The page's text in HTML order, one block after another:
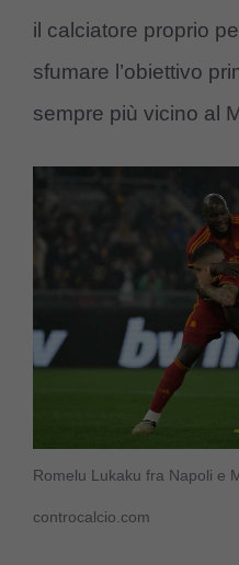
il calciatore proprio
sfumare l’obiettivo
sempre più vicino al
Romelu Lukaku fra Napoli e
controcalcio.com